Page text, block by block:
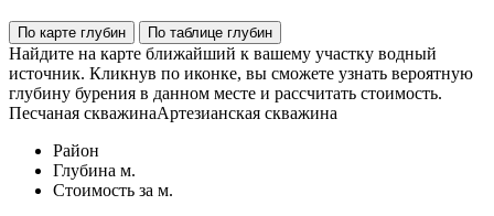
По карте глубин По таблице глубин
Найдите на карте ближайший к вашему участку водный
источник. Кликнув по иконке, вы сможете узнать вероятную
глубину бурения в данном месте и рассчитать стоимость.
Песчаная скважинаАртезианская скважина
Район
Глубина м.
Стоимость за м.